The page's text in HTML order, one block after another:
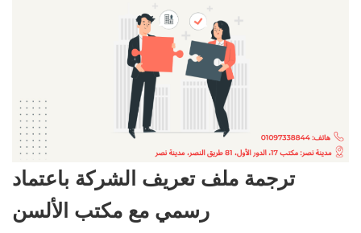
ترجمة ملف تعريف الشركة باعتماد
رسمي مع مكتب الألسن